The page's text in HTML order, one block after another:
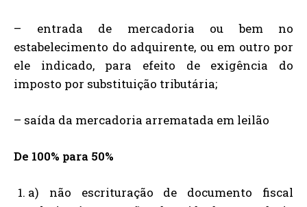
– entrada de mercadoria ou bem no
estabelecimento do adquirente, ou em outro por
ele indicado, para efeito de exigência do
imposto por substituição tributária;
– saída da mercadoria arrematada em leilão
De 100% para 50%
a) não escrituração de documento fiscal